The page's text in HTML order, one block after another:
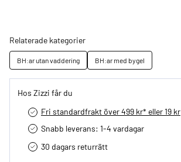
Relaterade kategorier
BH:ar utan vaddering BH:ar med bygel
Hos Zizzi får du
Fri standardfrakt över 499 kr* eller 19 kr
Snabb leverans: 1-4 vardagar
30 dagars returrätt­